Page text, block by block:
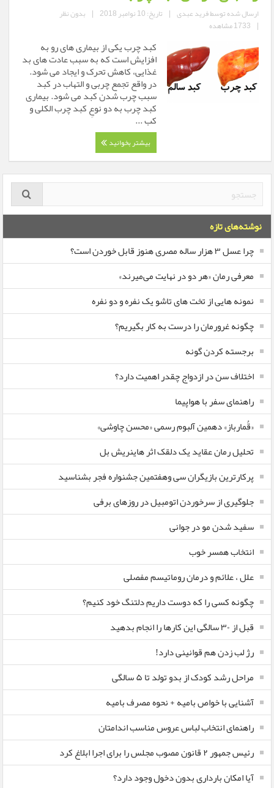
ارسال شده توسطفرید عبدی | تاریخ: 10 نوامبر 2018 | بدون نظر
| 1733 مشاهده
کبد چرب یکی از بیماری های رو به
افزایش است که به سبب عادت های بد
غذایی، کاهش تحرک و ایجاد می شود.
در واقع تجمع چربی و التهاب در کبد
سبب چرب شدن کبد می شود. بیماری
کبد چرب به دو نوعِ کبد چرب الکلی و
کب ...
بیشتر بخوانید
نوشته‌های تازه
چرا عسل ۳ هزار ساله‌ مصری هنوز قابل خوردن است؟
معرفی رمان «هر دو در نهایت می‌میرند»
نمونه هایی از تخت های تاشو یک نفره و دو نفره
چگونه غرورمان را درست به کار بگیریم؟
برجسته کردن گونه
اختلاف سن در ازدواج چقدر اهمیت دارد؟
راهنمای سفر با هواپیما
«قُمارباز» دهمین آلبوم رسمی «محسن چاوشی»
تحلیل رمان عقاید یک دلقک اثر هاینریش بل
پرکارترین بازیگران سی وهفتمین جشنواره فجر بشناسید
جلوگیری از سرخوردن اتومبیل در روزهای برفی
سفید شدن مو در جوانی
انتخاب همسر خوب
علل ، علائم و درمان روماتیسم مفصلی
چگونه کسی را که دوست داریم دلتنگ خود کنیم؟
قبل از ۳۰ سالگی این کارها را انجام بدهید
رژ لب زدن هم قوانینی دارد!
مراحل رشد کودک از بدو تولد تا ۵ سالگی
آشنایی با خواص بامیه + نحوه مصرف بامیه
راهنمای انتخاب لباس عروس مناسب اندامتان
رئیس جمهور ۲ قانون مصوب مجلس را برای اجرا ابلاغ کرد
آیا امکان بارداری بدون دخول وجود دارد؟